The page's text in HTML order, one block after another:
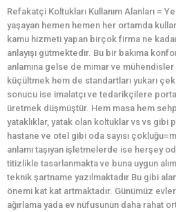
Refakatçi Koltukları Kullanım Alanları =
yaşayan hemen hemen her ortamda
kamu hizmeti yapan birçok firma ne
anlayışı gütmektedir. Bu bir bakıma
anlamına gelse de mimar ve
küçültmek hem de standartları yukarı
sonucu ise imalatçı ve tedarikçilere
üretmek düşmüştür. Hem masa hem
yataklıklar, yatak olan koltuklar vs vs
hastane ve otel gibi oda sayısı
anlamı taşıyan işletmelerde ise herşey
titizlikle tasarlanmakta ve buna uygun
teknik şartname yazılmaktadır Bu gibi
önemi kat kat artmaktadır. Günümüz
ağırlama yada ev nüfusunun daha rahat